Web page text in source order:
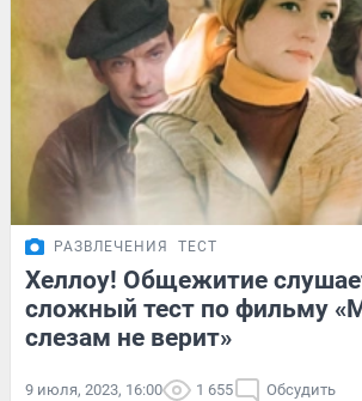
РАЗВЛЕЧЕНИЯ ТЕСТ
Хеллоу! Общежитие
сложный тест по фильму
слезам не верит»
9 июля, 2023, 16:00 1 655 Обсудить